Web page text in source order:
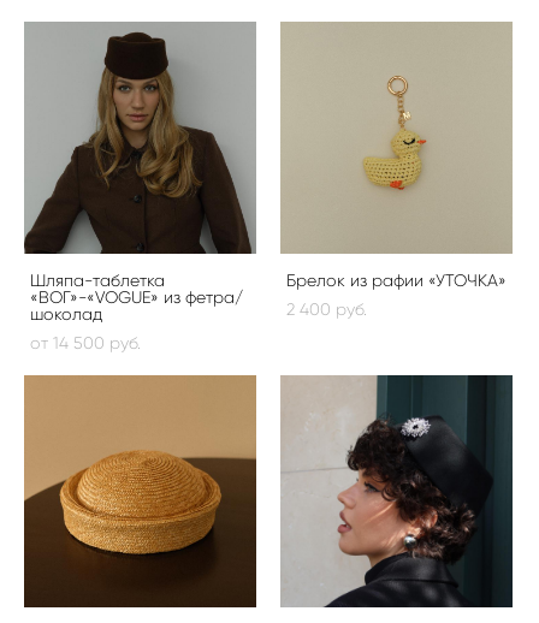
Шляпа-таблетка
«ВОГ»-«VOGUE» из фетра/
шоколад
от 14 500 pуб.
Брелок из рафии «УТОЧКА»
2 400 pуб.